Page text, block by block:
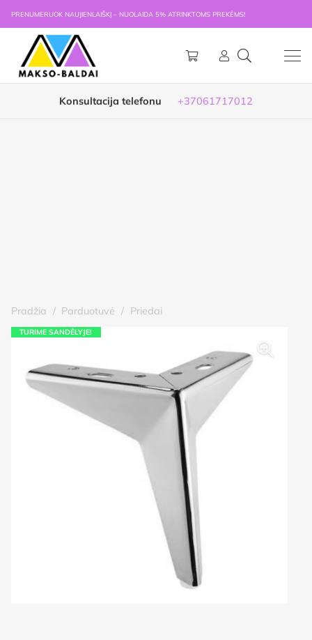
PRENUMERUOK NAUJIENLAIŠKĮ – NUOLAIDA 5% ATRINKTOMS PREKĖMS!
Konsultacija telefonu +37061717012
Pradžia / Parduotuvė / Priedai
TURIME SANDĖLYJE!